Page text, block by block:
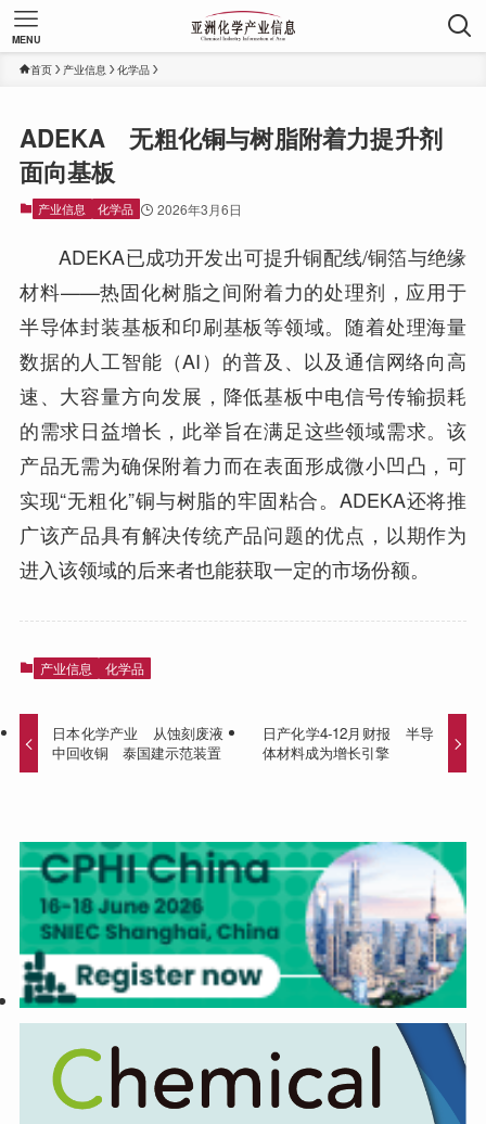
MENU
首页 产业信息 化学品
ADEKA 无粗化铜与树脂附着力提升剂
面向基板
产业信息 化学品 2026年3月6日
ADEKA已成功开发出可提升铜配线/铜箔与绝缘
材料——热固化树脂之间附着力的处理剂，应用于
半导体封装基板和印刷基板等领域。随着处理海量
数据的人工智能（AI）的普及、以及通信网络向高
速、大容量方向发展，降低基板中电信号传输损耗
的需求日益增长，此举旨在满足这些领域需求。该
产品无需为确保附着力而在表面形成微小凹凸，可
实现“无粗化”铜与树脂的牢固粘合。ADEKA还将推
广该产品具有解决传统产品问题的优点，以期作为
进入该领域的后来者也能获取一定的市场份额。
产业信息 化学品
日本化学产业 从蚀刻废液
中回收铜 泰国建示范装置
日产化学4-12月财报 半导
体材料成为增长引擎